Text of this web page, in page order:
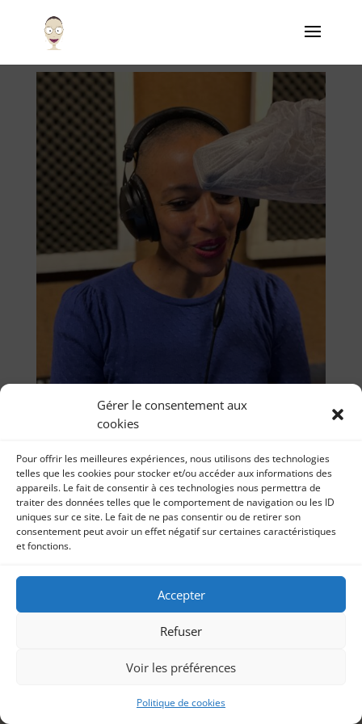
Gérer le consentement aux
cookies
Pour offrir les meilleures expériences, nous utilisons des technologies
telles que les cookies pour stocker et/ou accéder aux informations des
appareils. Le fait de consentir à ces technologies nous permettra de
traiter des données telles que le comportement de navigation ou les ID
uniques sur ce site. Le fait de ne pas consentir ou de retirer son
consentement peut avoir un effet négatif sur certaines caractéristiques
et fonctions.
Accepter
Refuser
Voir les préférences
Politique de cookies
Ma 1ère bande démo audio
parSonia Imbert|13, Août 2024|Livre audio
Audio Ma 1ère bande démo audio 13 août 2024
Retrouvez ma première bande démo audio ! Des
extraits de spots radio, de fictions radiophoniques,